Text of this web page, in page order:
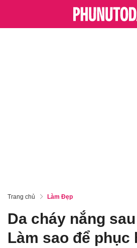
Trang chủ Làm Đẹp
Da cháy nắng
Làm sao để phục